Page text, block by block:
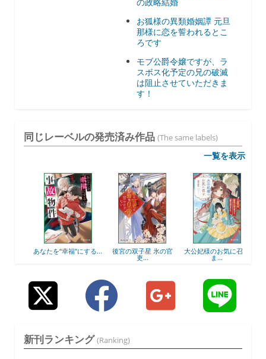
お狐様の異類婚姻譚 元旦
那様に恋を誓われるとこ
ろです
モブ公爵令嬢ですが、ラ
スボス化予定の兄の破滅
は阻止させていただきま
す！
同じレーベルの発売済み作品 (The same labels)
一覧を表示
あなたを“幸福”にする... 後宮の双子星 氷の官
吏...
大公妃様のお気に召す
ま...
新刊ランキング (Ranking)